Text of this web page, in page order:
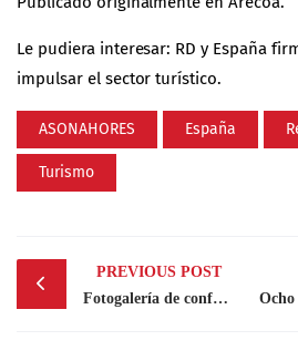
Le pudiera interesar: RD y España
impulsar el sector turístico.
ASONAHORES España
Turismo
Post
navigation
PREVIOUS POST
Fotogalería de conferencia “Facturación Electrónica RD: Retos, Oportunidades y Soluciones”